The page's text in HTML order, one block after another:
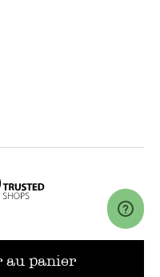
au panier
B.V.